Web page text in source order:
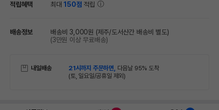
적립혜택 최대150점 적립
배송정보 배송비 3,000원 (제주/도서산간 배송비 별도)
(3만원 이상 무료배송)
내일배송 21시까지 주문하면, 다음날 95% 도착
(토, 일요일/공휴일 제외)